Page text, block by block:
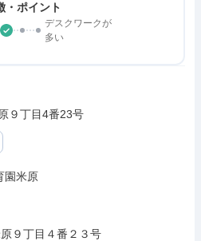
・ポイント
デスクワークが
多い
９丁目4番23号
園米原
９丁目４番２３号